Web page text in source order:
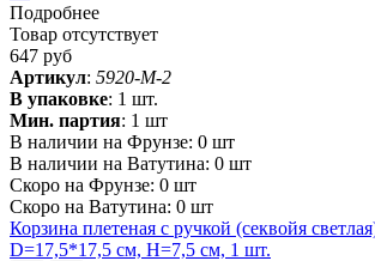
Подробнее
Товар отсутствует
647 руб
Артикул: 5920-M-2
В упаковке: 1 шт.
Мин. партия: 1 шт
В наличии на Фрунзе: 0 шт
В наличии на Ватутина: 0 шт
Скоро на Фрунзе: 0 шт
Скоро на Ватутина: 0 шт
Корзина плетеная с ручкой (секвойя
D=17,5*17,5 см, H=7,5 см, 1 шт.